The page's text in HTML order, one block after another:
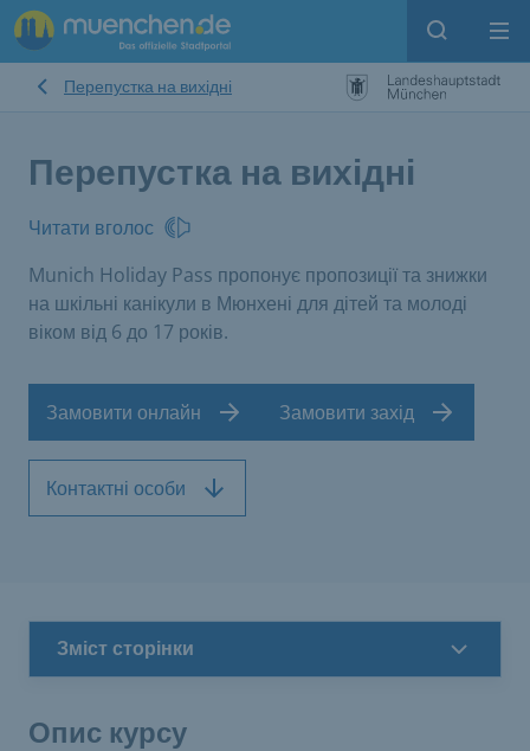
Open
Перепустка на вихідні
Перепустка на вихідні
Читати вголос
Munich Holiday Pass пропонує пропозиції та знижки
на шкільні канікули в Мюнхені для дітей та молоді
віком від 6 до 17 років.
Замовити онлайн Замовити захід
Контактні особи
Зміст сторінки
Опис курсу